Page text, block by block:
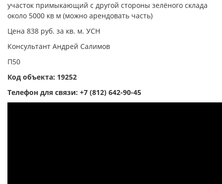
участок примыкающий с другой стороны зелёного склада
около 5000 кв м (можно арендовать часть)
Цена 838 руб. за кв. м. УСН
Консультант Андрей Салимов
П50
Код объекта: 19252
Телефон для связи: +7 (812) 642-90-45